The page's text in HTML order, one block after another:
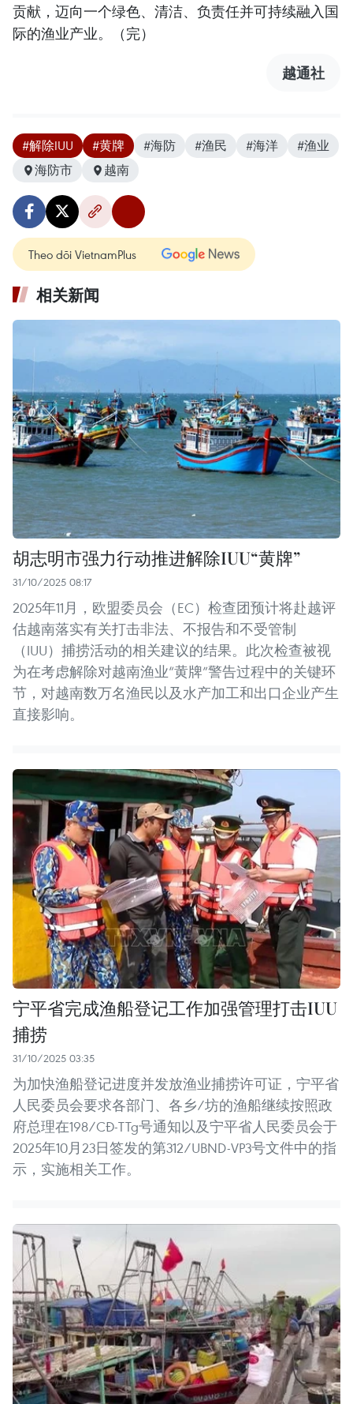
贡献，迈向一个绿色、清洁、负责任并可持续融入国
际的渔业产业。（完）
越通社
#解除IUU #黄牌 #海防 #渔民 #海洋
#渔业
海防市
越南
Theo dõi VietnamPlus
相关新闻
胡志明市强力行动推进解除IUU“黄牌”
31/10/2025 08:17
2025年11月，欧盟委员会（EC）检查团预计将赴越评
估越南落实有关打击非法、不报告和不受管制
（IUU）捕捞活动的相关建议的结果。此次检查被视
为在考虑解除对越南渔业“黄牌”警告过程中的关键环
节，对越南数万名渔民以及水产加工和出口企业产生
直接影响。
宁平省完成渔船登记工作加强管理打击IUU
捕捞
31/10/2025 03:35
为加快渔船登记进度并发放渔业捕捞许可证，宁平省
人民委员会要求各部门、各乡/坊的渔船继续按照政
府总理在198/CĐ-TTg号通知以及宁平省人民委员会于
2025年10月23日签发的第312/UBND-VP3号文件中的指
示，实施相关工作。